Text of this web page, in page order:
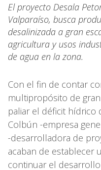
El proyecto Desala
Valparaíso, busca
desalinizada a gran
agricultura y usos
de agua en la zona.
Con el fin de contar
multipropósito de
paliar el déficit hídrico
Colbún -empresa
-desarrolladora de
acaban de establecer
continuar el